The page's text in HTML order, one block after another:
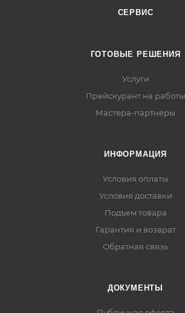
СЕРВИС
ГОТОВЫЕ РЕШЕНИЯ
Услуги
Прейскурант на работы
Мастера-партнёры
ИНФОРМАЦИЯ
Условия оплаты
Условия доставки
Подъем товара
Гарантия и возврат
Обратная связь
ДОКУМЕНТЫ